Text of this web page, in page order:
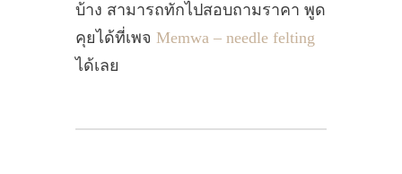
บ้าง สามารถทักไปสอบถามราคา พูด
คุยได้ที่เพจ Memwa – needle felting
ได้เลย